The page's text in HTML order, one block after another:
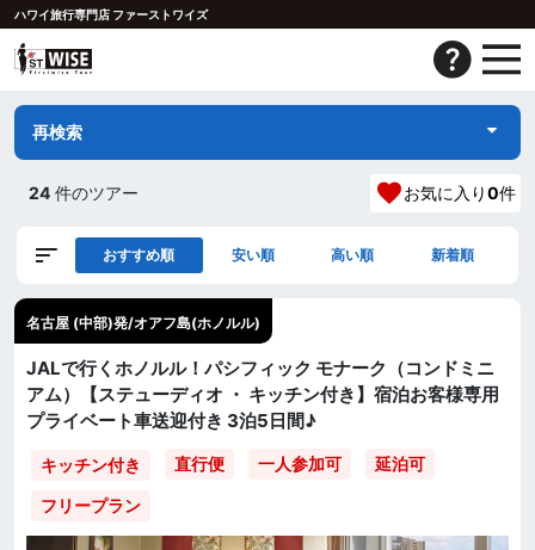
ハワイ旅行専門店 ファーストワイズ
再検索
24 件のツアー お気に入り0件
おすすめ順 安い順 高い順 新着順
名古屋 (中部)発/オアフ島(ホノルル)
JALで行くホノルル！パシフィック モナーク（コンドミニ
アム）【ステューディオ ・ キッチン付き】宿泊お客様専用
プライベート車送迎付き 3泊5日間♪
キッチン付き 直行便 一人参加可 延泊可
フリープラン